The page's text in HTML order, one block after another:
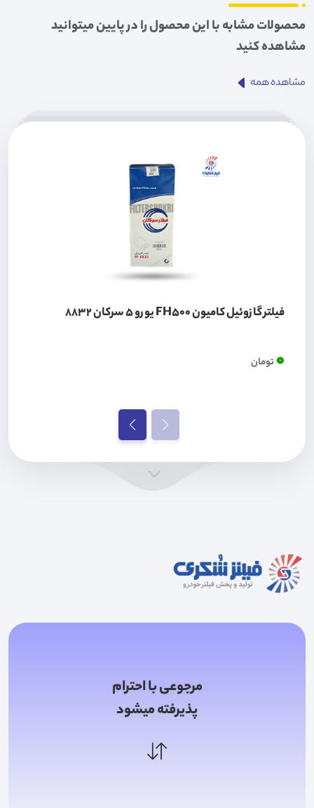
محصولات مشابه با این محصول را در پایین میتوانید
مشاهده کنید
مشاهده همه
فیلتر گازوئیل کامیون FH500 یورو 5 سرکان 8832
0تومان
مرجوعی با احترام
پذیرفته میشود